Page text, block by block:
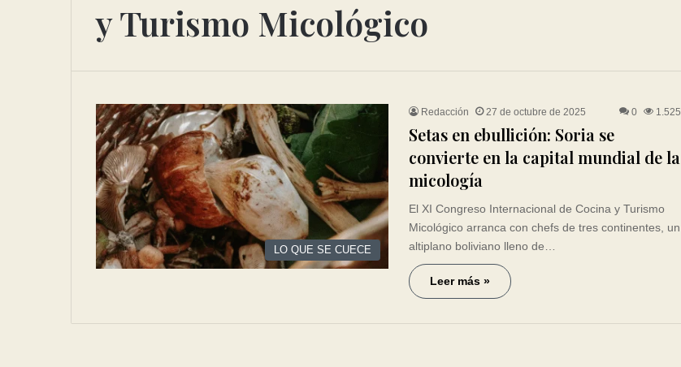
y Turismo Micológico
LO QUE SE CUECE
Redacción 27 de octubre de 2025 0 1.525
Setas en ebullición: Soria se
convierte en la capital mundial de la
micología
El XI Congreso Internacional de Cocina y Turismo
Micológico arranca con chefs de tres continentes, un
altiplano boliviano lleno de…
Leer más »